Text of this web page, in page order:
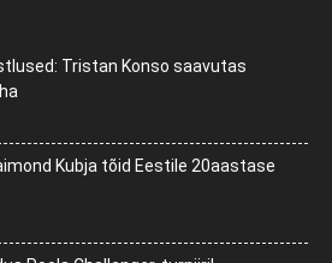
Tristan Konso saavutas
Kubja tõid Eestile 20aastase